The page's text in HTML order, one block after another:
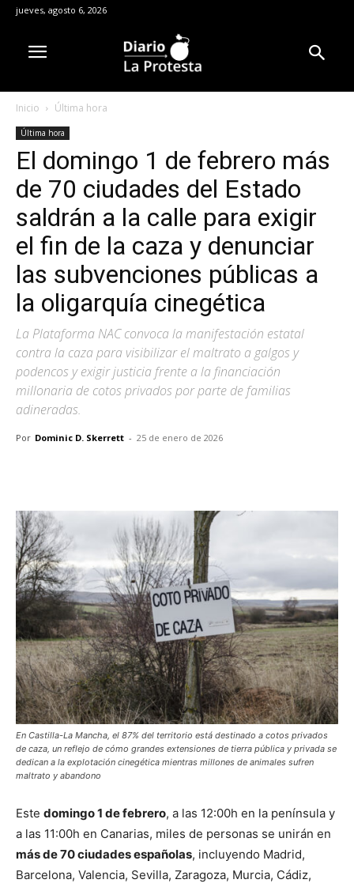
jueves, agosto 6, 2026
Inicio Última hora
Última hora
El domingo 1 de febrero más
de 70 ciudades del Estado
saldrán a la calle para exigir
el fin de la caza y denunciar
las subvenciones públicas a
la oligarquía cinegética
La Plataforma NAC convoca la manifestación estatal
contra la caza para visibilizar el maltrato a galgos y
podencos y exigir justicia frente a la financiación
millonaria de cotos privados por parte de familias
adineradas.
Por Dominic D. Skerrett - 25 de enero de 2026
En Castilla-La Mancha, el 87% del territorio está destinado a cotos privados
de caza, un reflejo de cómo grandes extensiones de tierra pública y privada se
dedican a la explotación cinegética mientras millones de animales sufren
maltrato y abandono
Este domingo 1 de febrero, a las 12:00h en la península y
a las 11:00h en Canarias, miles de personas se unirán en
más de 70 ciudades españolas, incluyendo Madrid,
Barcelona, Valencia, Sevilla, Zaragoza, Murcia, Cádiz,